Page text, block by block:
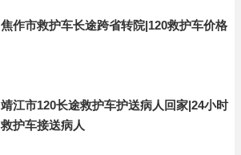
焦作市救护车长途跨省转院|120救护车价格
靖江市120长途救护车护送病人回家|24小时
救护车接送病人